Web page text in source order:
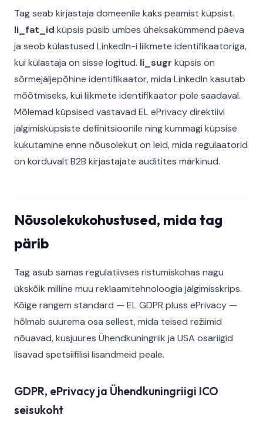
Tag seab kirjastaja domeenile kaks peamist küpsist.
li_fat_id küpsis püsib umbes üheksakümmend päeva
ja seob külastused LinkedIn-i liikmete identifikaatoriga,
kui külastaja on sisse logitud. li_sugr küpsis on
sõrmejäljepõhine identifikaator, mida LinkedIn kasutab
mõõtmiseks, kui liikmete identifikaator pole saadaval.
Mõlemad küpsised vastavad EL ePrivacy direktiivi
jälgimisküpsiste definitsioonile ning kummagi küpsise
kukutamine enne nõusolekut on leid, mida regulaatorid
on korduvalt B2B kirjastajate auditites märkinud.
Nõusolekukohustused, mida tag
pärib
Tag asub samas regulatiivses ristumiskohas nagu
ükskõik milline muu reklaamitehnoloogia jälgimisskrips.
Kõige rangem standard — EL GDPR pluss ePrivacy —
hõlmab suurema osa sellest, mida teised režiimid
nõuavad, kusjuures Ühendkuningriik ja USA osariigid
lisavad spetsiifilisi lisandmeid peale.
GDPR, ePrivacy ja Ühendkuningriigi ICO
seisukoht